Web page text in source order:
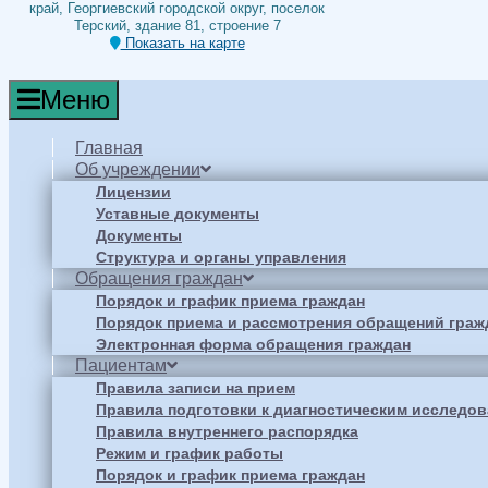
край, Георгиевский городской округ, поселок
Терский, здание 81, строение 7
Показать на карте
Меню
Главная
Об учреждении
Лицензии
Уставные документы
Документы
Структура и органы управления
Обращения граждан
Порядок и график приема граждан
Порядок приема и рассмотрения обращений
Электронная форма обращения граждан
Пациентам
Правила записи на прием
Правила подготовки к диагностическим
Правила внутреннего распорядка
Режим и график работы
Порядок и график приема граждан